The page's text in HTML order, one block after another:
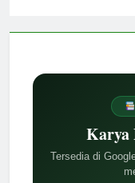
Karya
Tersedia di